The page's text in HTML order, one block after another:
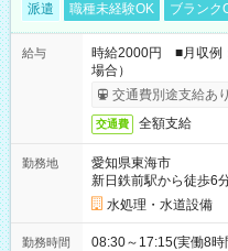
派遣 職種未経験OK ブランク
給与
時給2000円 ■月収例
場合）
交通費別途支給あり
交通費 全額支給
勤務地
愛知県東海市
新日鉄前駅から徒歩6
水処理・水道設備
勤務時間 08:30～17:15(実働8